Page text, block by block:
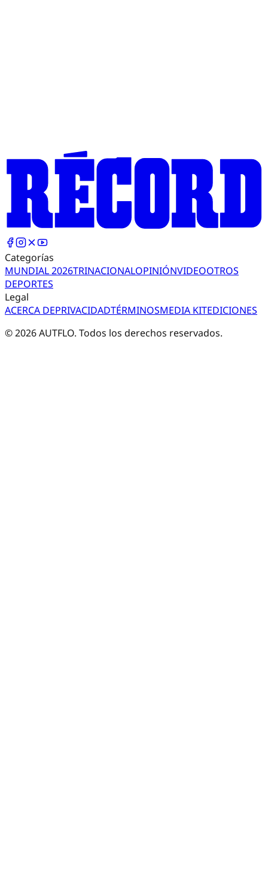
Categorías
MUNDIAL 2026TRINACIONALOPINIÓNVIDEOOTROS
DEPORTES
Legal
ACERCA DEPRIVACIDADTÉRMINOSMEDIA KITEDICIONES
©2026AUTFLO. Todos los derechos reservados.